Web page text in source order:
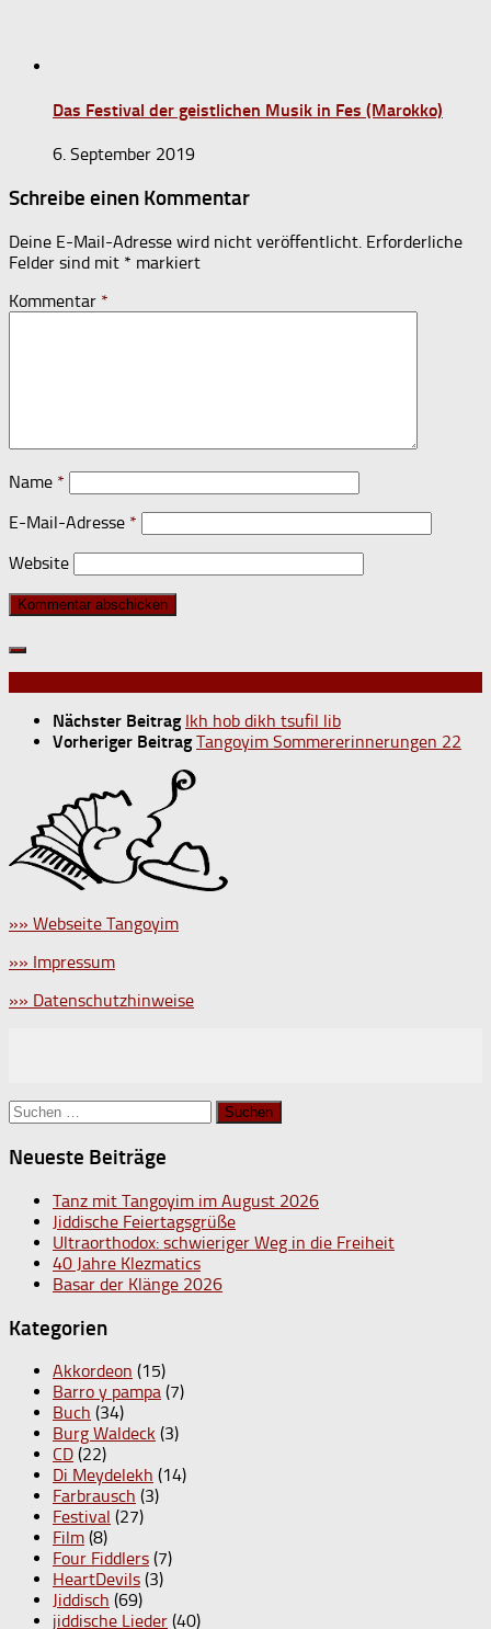
Das Festival der geistlichen Musik in Fes (Marokko)
6. September 2019
Schreibe einen Kommentar
Deine E-Mail-Adresse wird nicht veröffentlicht. Erforderliche
Felder sind mit * markiert
Kommentar *
Name *
E-Mail-Adresse *
Website
Nächster Beitrag Ikh hob dikh tsufil lib
Vorheriger Beitrag Tangoyim Sommererinnerungen 22
»» Webseite Tangoyim
»» Impressum
»» Datenschutzhinweise
Suchen
Neueste Beiträge
Tanz mit Tangoyim im August 2026
Jiddische Feiertagsgrüße
Ultraorthodox: schwieriger Weg in die Freiheit
40 Jahre Klezmatics
Basar der Klänge 2026
Kategorien
Akkordeon (15)
Barro y pampa (7)
Buch (34)
Burg Waldeck (3)
CD (22)
Di Meydelekh (14)
Farbrausch (3)
Festival (27)
Film (8)
Four Fiddlers (7)
HeartDevils (3)
Jiddisch (69)
jiddische Lieder (40)